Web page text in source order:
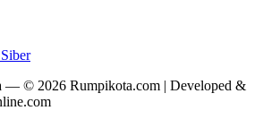
— © 2026 Rumpikota.com | Developed &